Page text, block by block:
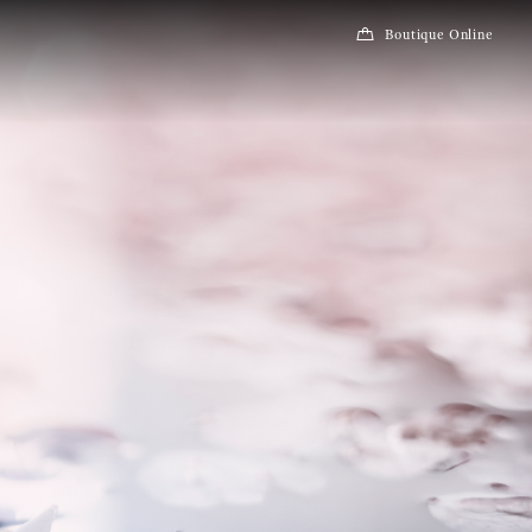
Boutique Online